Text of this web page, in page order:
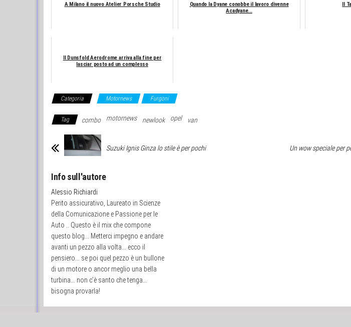
A Milano il nuovo Atelier Porsche Studio
Quando la Dyane conobbe il lavoro divenne
Acadyane...
Il
Il Dunsfold Aerodrome arriva alla fine per
lasciar posto ad un complesso
Categoria Motornews Furgoni
Tag combo motornews newlook opel van
Suzuki Ignis Ginza lo stile è per pochi Un wow speciale per
Info sull'autore
Alessio Richiardi
Perito assicurativo, Laureato in Scienze
della Comunicazione e Passione per le
Auto .. Questo è il mix che compone
questo blog... Metterci impegno e andare
avanti un pezzo alla volta... ecco il
pensiero... se poi quel pezzo è un bullone
di un motore o ancor meglio una bella
turbina... non c’è santo che tenga...
bisogna provarla!